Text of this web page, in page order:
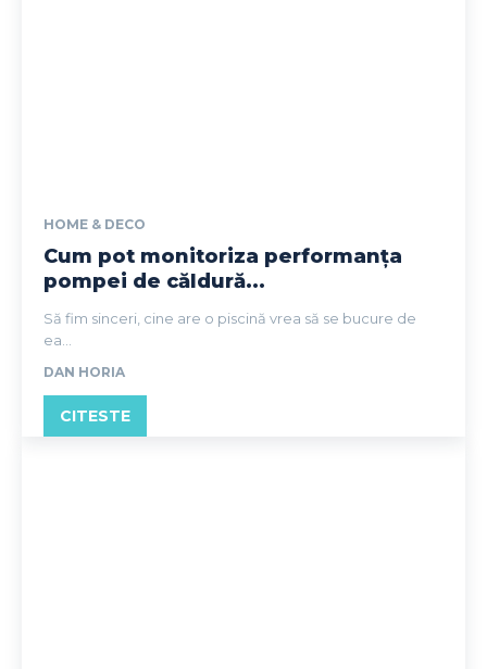
HOME & DECO
Cum pot monitoriza performanța
pompei de căldură...
Să fim sinceri, cine are o piscină vrea să se bucure de
ea...
DAN HORIA
CITESTE